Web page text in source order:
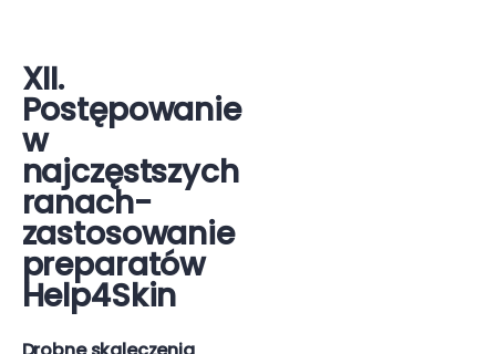
XII.
Postępowanie
w
najczęstszych
ranach-
zastosowanie
preparatów
Help4Skin